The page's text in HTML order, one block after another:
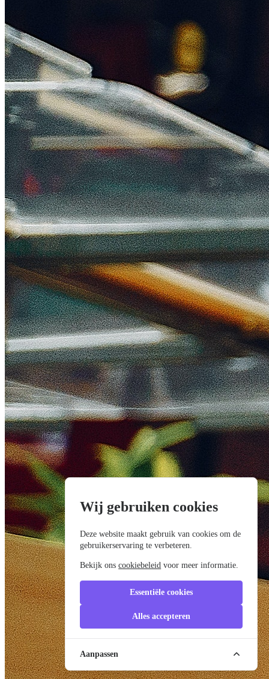
Wij gebruiken cookies
Deze website maakt gebruik van cookies om de
gebruikerservaring te verbeteren.
Bekijk onscookiebeleid voor meer informatie.
Essentiële cookies
Alles accepteren
Aanpassen